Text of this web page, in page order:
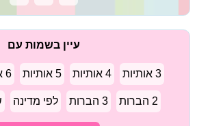
עיין בשמות עם
3 אותיות 4 אותיות 5 אותיות 6 אותיות
2 הברות 3 הברות לפי מדינה